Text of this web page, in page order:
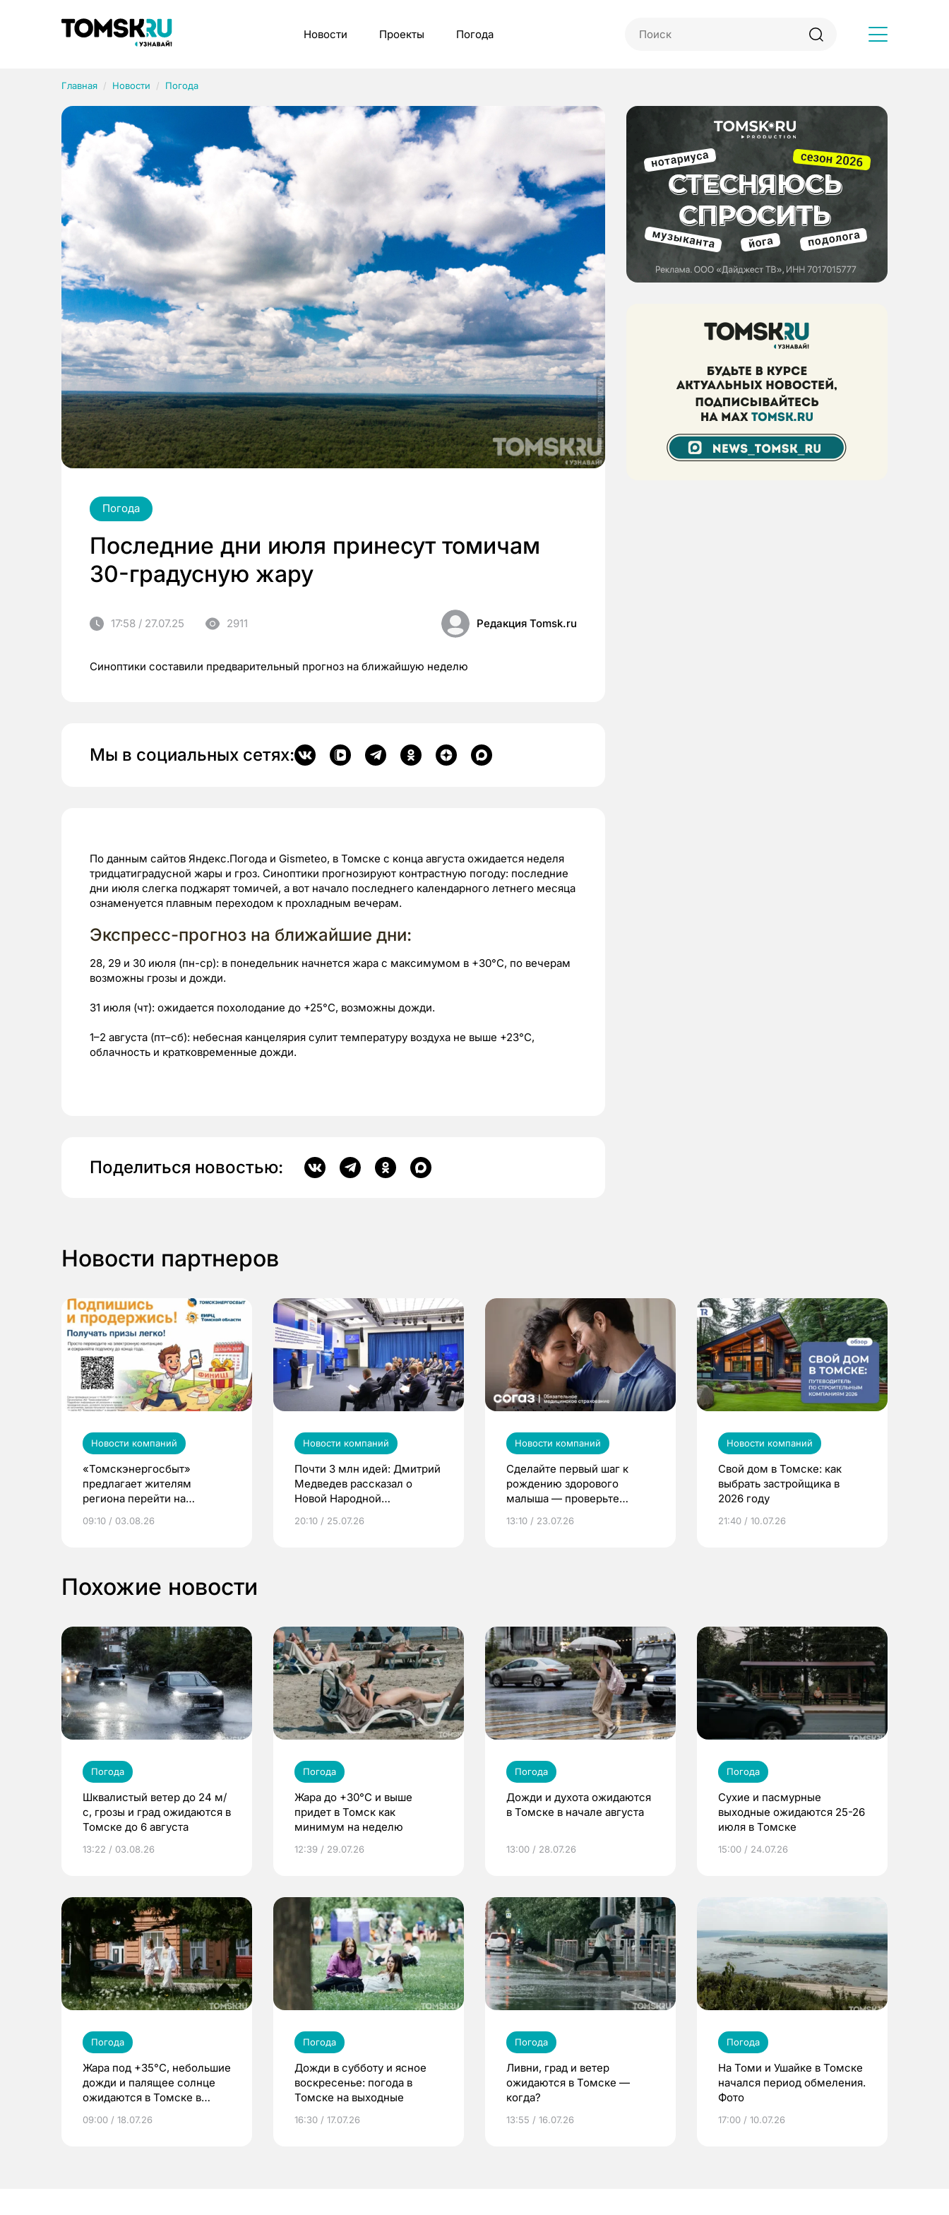
Новости Проекты Погода
Главная Новости Погода
Погода
Последние дни июля принесут томичам
30-градусную жару
17:58 / 27.07.25 2911 Редакция Tomsk.ru
Синоптики составили предварительный прогноз на ближайшую неделю
Мы в социальных сетях:
По данным сайтов Яндекс.Погода и Gismeteo, в Томске с конца августа ожидается неделя
тридцатиградусной жары и гроз. Синоптики прогнозируют контрастную погоду: последние
дни июля слегка поджарят томичей, а вот начало последнего календарного летнего месяца
ознаменуется плавным переходом к прохладным вечерам.
Экспресс-прогноз на ближайшие дни:
28, 29 и 30 июля (пн-ср): в понедельник начнется жара с максимумом в +30°С, по вечерам
возможны грозы и дожди.
31 июля (чт): ожидается похолодание до +25°С, возможны дожди.
1–2 августа (пт–сб): небесная канцелярия сулит температуру воздуха не выше +23°С,
облачность и кратковременные дожди.
Поделиться новостью:
Новости партнеров
Новости компаний
«Томскэнергосбыт»
предлагает жителям
региона перейти на
выиграть призы
09:10 / 03.08.26
Новости компаний
Почти 3 млн идей: Дмитрий
Медведев рассказал о
Новой Народной
20:10 / 25.07.26
Новости компаний
Сделайте первый шаг к
рождению здорового
малыша — проверьте
по ОМС!
13:10 / 23.07.26
Новости компаний
Свой дом в Томске: как
выбрать застройщика в
2026 году
21:40 / 10.07.26
Похожие новости
Погода
Шквалистый ветер до 24 м/
с, грозы и град ожидаются в
Томске до 6 августа
13:22 / 03.08.26
Погода
Жара до +30°C и выше
придет в Томск как
минимум на неделю
12:39 / 29.07.26
Погода
Дожди и духота ожидаются
в Томске в начале августа
13:00 / 28.07.26
Погода
Сухие и пасмурные
выходные ожидаются 25-26
июля в Томске
15:00 / 24.07.26
Погода
Жара под +35°С, небольшие
дожди и палящее солнце
ожидаются в Томске в
09:00 / 18.07.26
Погода
Дожди в субботу и ясное
воскресенье: погода в
Томске на выходные
16:30 / 17.07.26
Погода
Ливни, град и ветер
ожидаются в Томске —
когда?
13:55 / 16.07.26
Погода
На Томи и Ушайке в Томске
начался период обмеления.
Фото
17:00 / 10.07.26
Рубрики